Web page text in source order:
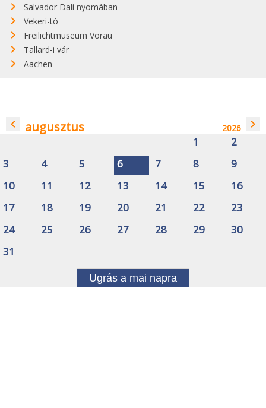
Salvador Dali nyomában
Vekeri-tó
Freilichtmuseum Vorau
Tallard-i vár
Aachen
navigate_before augusztus 2026 navigate_next
1
2
3
4 5 6 7 8
9
10
11 12 13 14 15
16
17
18 19 20 21 22
23
24
25 26 27 28 29
30
31
Ugrás a mai napra